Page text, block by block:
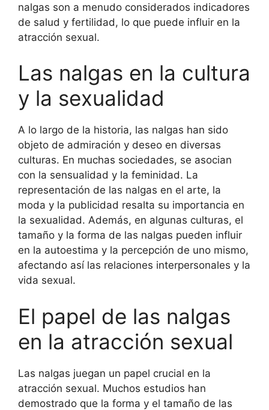
nalgas son a menudo considerados indicadores
de salud y fertilidad, lo que puede influir en la
atracción sexual.
Las nalgas en la cultura
y la sexualidad
A lo largo de la historia, las nalgas han sido
objeto de admiración y deseo en diversas
culturas. En muchas sociedades, se asocian
con la sensualidad y la feminidad. La
representación de las nalgas en el arte, la
moda y la publicidad resalta su importancia en
la sexualidad. Además, en algunas culturas, el
tamaño y la forma de las nalgas pueden influir
en la autoestima y la percepción de uno mismo,
afectando así las relaciones interpersonales y la
vida sexual.
El papel de las nalgas
en la atracción sexual
Las nalgas juegan un papel crucial en la
atracción sexual. Muchos estudios han
demostrado que la forma y el tamaño de las